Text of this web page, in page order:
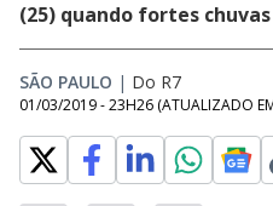
(25) quando fortes
SÃO PAULO | Do R7
01/03/2019 - 23H26 (ATUALIZADO